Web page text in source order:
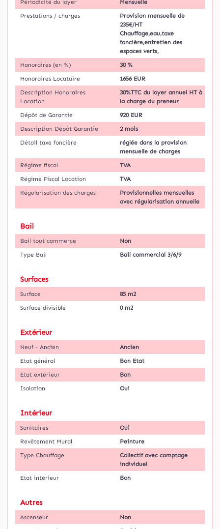
Périodicité du loyer
Mensuelle
Prestations / charges
Provision mensuelle de
235€/HT
Chauffage,eau,taxe
foncière,entretien des
espaces verts,
Honoraires (en %)
30 %
Honoraires Locataire
1656 EUR
Description Honoraires
Location
30%TTC du loyer annuel HT à
la charge du preneur
Dépôt de Garantie
920 EUR
Description Dépôt Garantie
2 mois
Détail taxe foncière
réglée dans la provision
mensuelle de charges
Régime fiscal
TVA
Régime Fiscal Location
TVA
Régularisation des charges
Provisionnelles mensuelles
avec régularisation annuelle
Bail
Bail tout commerce
Non
Type Bail
Bail commercial 3/6/9
Surfaces
Surface
85 m2
Surface divisible
0 m2
Extérieur
Neuf - Ancien
Ancien
Etat général
Bon Etat
Etat extérieur
Bon
Isolation
Oui
Intérieur
Sanitaires
Oui
Revêtement Mural
Peinture
Type Chauffage
Collectif avec comptage
individuel
Etat intérieur
Bon
Autres
Ascenseur
Non